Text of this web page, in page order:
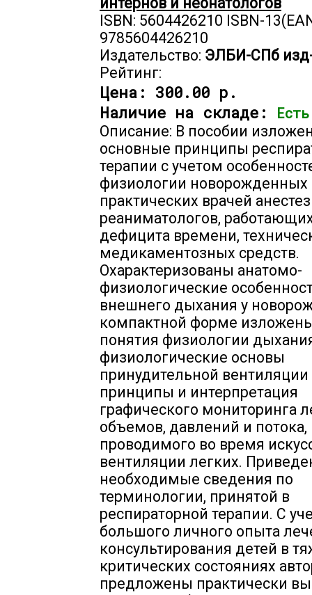
ISBN: 5604426210 ISBN-
9785604426210
Издательство: ЭЛБИ-СПб
Рейтинг:
Цена: 300.00 р.
Наличие на складе:
Описание: В пособии
основные принципы
терапии с учетом
физиологии новорожденных
практических врачей
реаниматологов,
дефицита времени,
медикаментозных средств.
Охарактеризованы анатомо-
физиологические
внешнего дыхания у
компактной форме
понятия физиологии
физиологические основы
принудительной вентиляции
принципы и интерпретация
графического мониторинга
объемов, давлений и потока,
проводимого во время
вентиляции легких.
необходимые сведения по
терминологии, принятой в
респираторной терапии. С
большого личного опыта
консультирования детей в
критических состояниях
предложены практически